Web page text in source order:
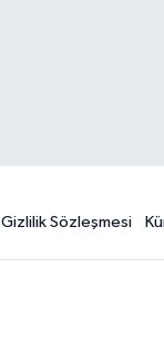
Gizlilik Sözleşmesi